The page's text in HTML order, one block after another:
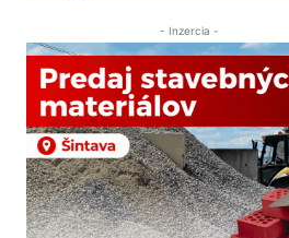
- Inzercia -